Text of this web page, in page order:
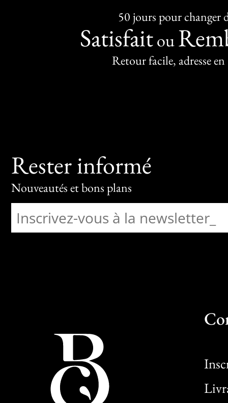
50 jours pour changer
Satisfaitou
Retour facile, adresse en
Rester informé
Nouveautés et bons plans